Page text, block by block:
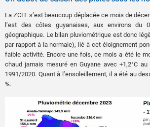
La ZCIT s’est beaucoup déplacée ce mois de
l’est des côtes guyanaises, aux environs du
géographique. Le bilan pluviométrique est donc
par rapport à la normale), lié à cet éloignement
faible activité. Encore une fois, ce mois a été le
chaud jamais mesuré en Guyane avec +1,2°C
1991/2020. Quant à l’ensoleillement, il a été au
%.